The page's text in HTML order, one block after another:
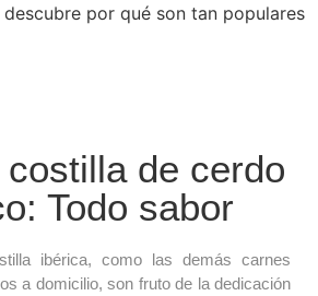
por qué son tan populares
de cerdo
Todo sabor
ibérica, como las demás carnes
a domicilio, son fruto de la dedicación